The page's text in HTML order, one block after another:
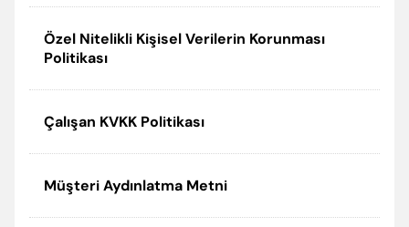
Elginkan
Enerji Tasarrufu İpuçları
Özel Nitelikli Kişisel Verilerin Korunması
Politikası
Çalışan KVKK Politikası
Müşteri Aydınlatma Metni